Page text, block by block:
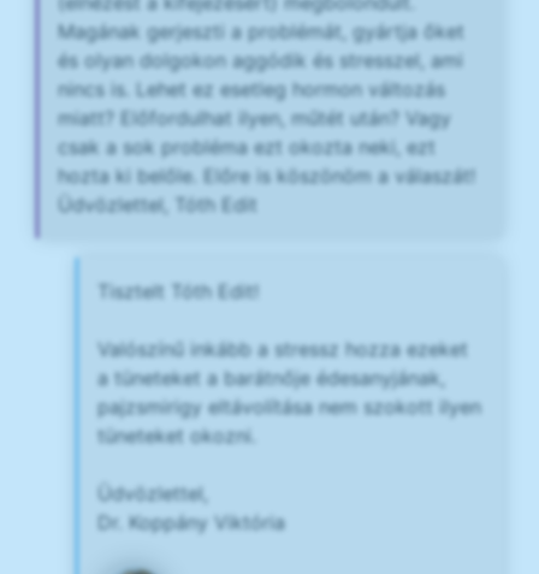
Magának gerjeszti a problémát, gyártja őket
és olyan dolgokon aggódik és stresszel, ami
nincs is. Lehet ez esetleg hormon változás
miatt? Előfordulhat ilyen, műtét után? Vagy
csak a sok probléma ezt okozta neki, ezt
hozta ki belőle. Előre is köszönöm a válaszát!
Üdvözlettel, Tóth Edit
Tisztelt Tóth Edit!
Valószínű inkább a stressz hozza ezeket
a tüneteket a barátnője édesanyjának,
pajzsmirigy eltávolítása nem szokott ilyen
tüneteket okozni.
Üdvözlettel,
Dr. Koppány Viktória